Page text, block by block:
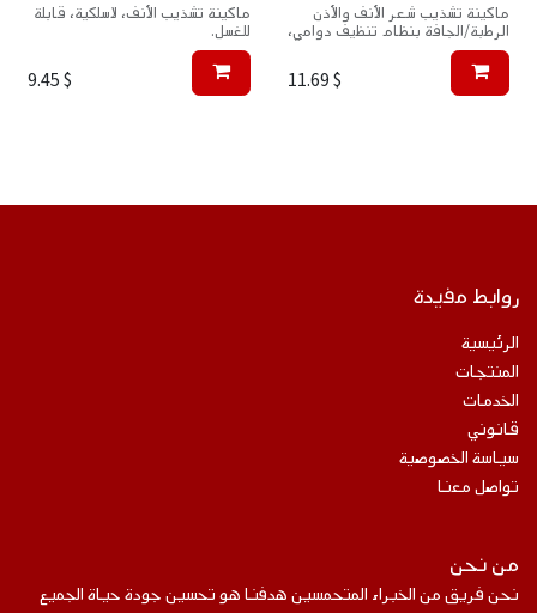
ماكينة تشذيب شعر الأنف والأذن
الرطبة/الجافة بنظام تنظيف دوامي،
بطارية قلوية
$
11.69
ماكينة تشذيب الأنف، لاسلكية، قابلة
للغسل.
$
9.45
روابط مفيدة
الرئيسية
المنتجات
الخدمات
قانوني
سياسة الخصوصية
تواصل معنا
من نحن
نحن فريق من الخبراء المتحمسين هدفنا هو تحسين جودة حياة الجميع